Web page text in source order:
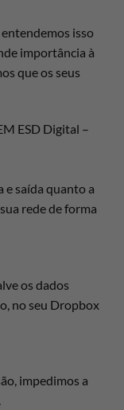
entendemos isso
importância à
que os seus
ESD Digital –
e saída quanto a
rede de forma
os dados
no seu Dropbox
impedimos a